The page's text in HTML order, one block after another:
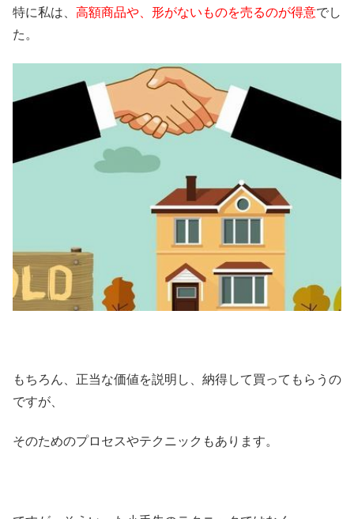
特に私は、 高額商品や、形がないものを売るのが得意でし
た。
もちろん、正当な価値を説明し、納得して買ってもらうの
ですが、
そのためのプロセスやテクニックもあります。